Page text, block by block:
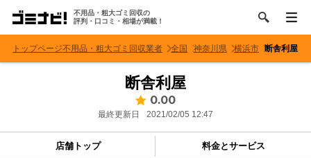
不用品・粗大ゴミ回収の
評判・口コミ・相場が満載！
トップページ不用品・粗大ゴミ回収業者 全国 神奈川県 横浜市 断舎利屋
断舎利屋
0.00
最終更新日 2021/02/05 12:47
店舗トップ 料金とサービス